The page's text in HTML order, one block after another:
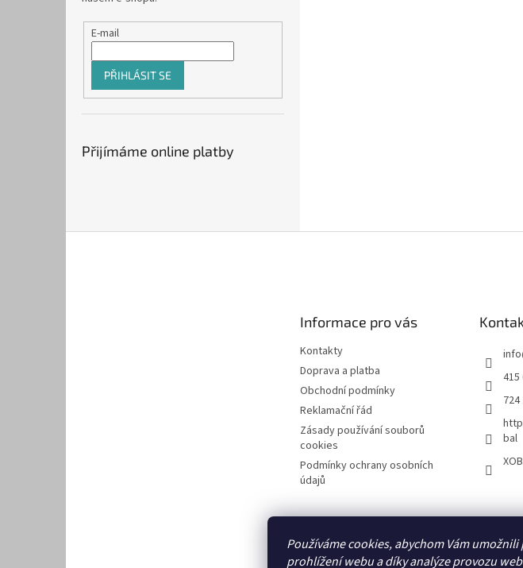
Používáme cookies, abychom Vám
prohlížení webu a díky analýze provozu
E-mail
PŘIHLÁSIT SE
Přijímáme online platby
Informace pro vás
Kontakty
Doprava a platba
Obchodní podmínky
Reklamační řád
Zásady používání souborů
cookies
Podmínky ochrany osobních
údajů
info
415
724
bal